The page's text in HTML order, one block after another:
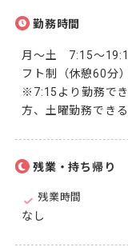
勤務時間
月～土　7:15～
フト制（休憩60分）
※7:15より勤務で
方、土曜勤務でき
残業・持ち帰り
残業時間
なし